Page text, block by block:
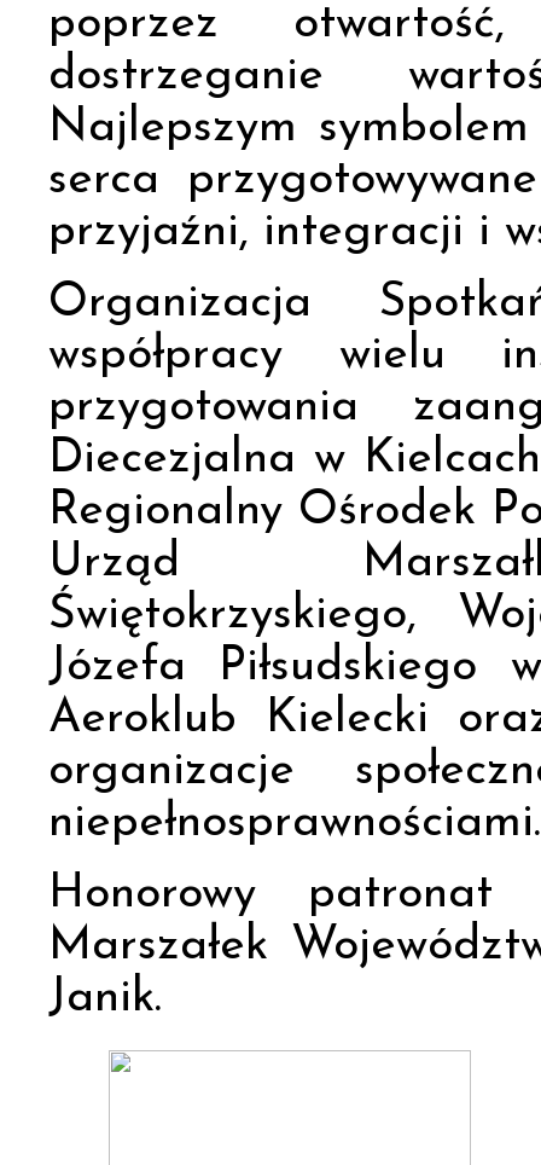
poprzez
dostrzeganie
Najlepszym
serca
przyjaźni, integracji i
Organizacja
współpracy wielu
przygotowania
Diecezjalna w
Regionalny Ośrodek
Urząd
Świętokrzyskiego,
Józefa Piłsudskiego
Aeroklub Kielecki
organizacje
niepełnosprawnościami.
Honorowy patronat
Marszałek
Janik.